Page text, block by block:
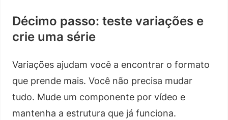
Décimo passo: teste variações e
crie uma série
Variações ajudam você a encontrar o formato
que prende mais. Você não precisa mudar
tudo. Mude um componente por vídeo e
mantenha a estrutura que já funciona.